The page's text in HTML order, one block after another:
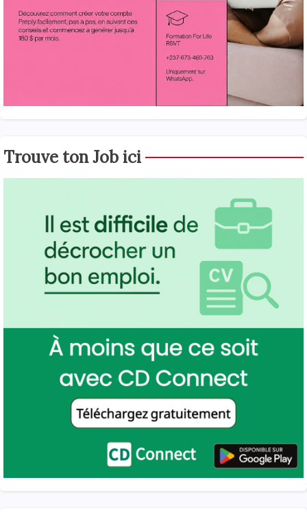
Trouve ton Job ici